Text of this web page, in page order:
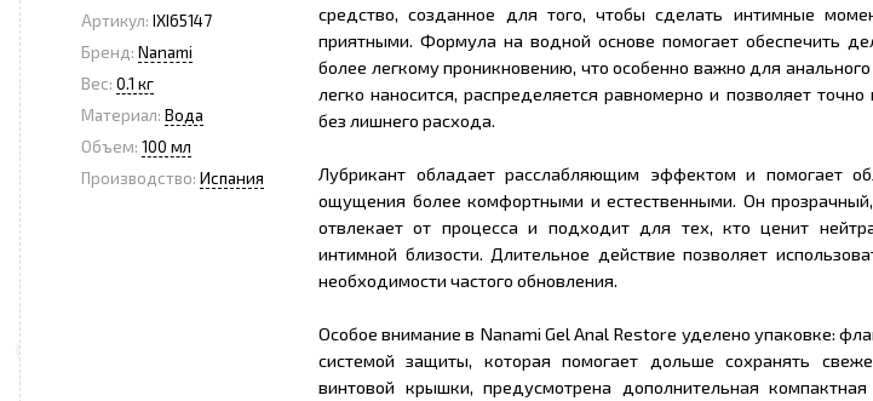
Артикул: IXI65147
Бренд: Nanami
Вес: 0.1 кг
Материал: Вода
Объем: 100 мл
Производство: Испания
средство, созданное для того, чтобы сделать интимные
приятными. Формула на водной основе помогает обеспечить
более легкому проникновению, что особенно важно для анального
легко наносится, распределяется равномерно и позволяет
без лишнего расхода.
Лубрикант обладает расслабляющим эффектом и помогает
ощущения более комфортными и естественными. Он
отвлекает от процесса и подходит для тех, кто ценит
интимной близости. Длительное действие позволяет
необходимости частого обновления.
Особое внимание в Nanami Gel Anal Restore уделено упаковке:
системой защиты, которая помогает дольше сохранять
винтовой крышки, предусмотрена дополнительная